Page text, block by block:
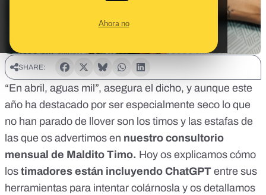
Ahora no
SHARE:
“En abril, aguas mil”, asegura el dicho, y aunque este
año ha destacado por ser especialmente seco lo que
no han parado de llover son los timos y las estafas de
las que os advertimos en nuestro consultorio
mensual de Maldito Timo. Hoy os explicamos cómo
los timadores están incluyendo ChatGPT entre sus
herramientas para intentar colárnosla y os detallamos